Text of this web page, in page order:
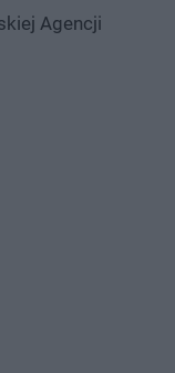
Agencji